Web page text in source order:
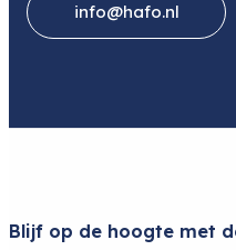
info@hafo.nl
Blijf op de hoogte met